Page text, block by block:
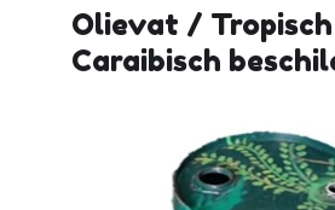
Olievat /
Caraibisch